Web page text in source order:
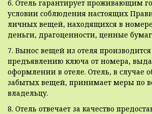
6. Отель гарантирует проживающим
условии соблюдения настоящих
личных вещей, находящихся в
деньги, драгоценности, ценные
7. Вынос вещей из отеля производится
предъявлению ключа от номера,
оформлении в отеле. Отель, в случае
забытых вещей, принимает меры по
владельцу.
8. Отель отвечает за качество